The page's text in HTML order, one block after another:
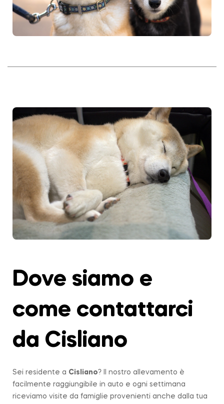
Dove siamo e
come contattarci
da Cisliano
Sei residente a Cisliano? Il nostro allevamento è
facilmente raggiungibile in auto e ogni settimana
riceviamo visite da famiglie provenienti anche dalla tua